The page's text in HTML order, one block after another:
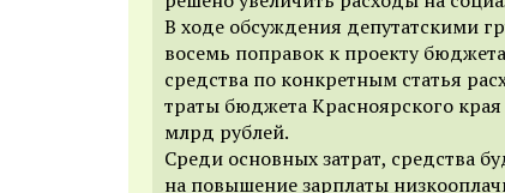
В ходе обсуждения депутатскими
восемь поправок к проекту
средства по конкретным статья
траты бюджета Красноярского
млрд рублей.
Среди основных затрат, средства
на повышение зарплаты